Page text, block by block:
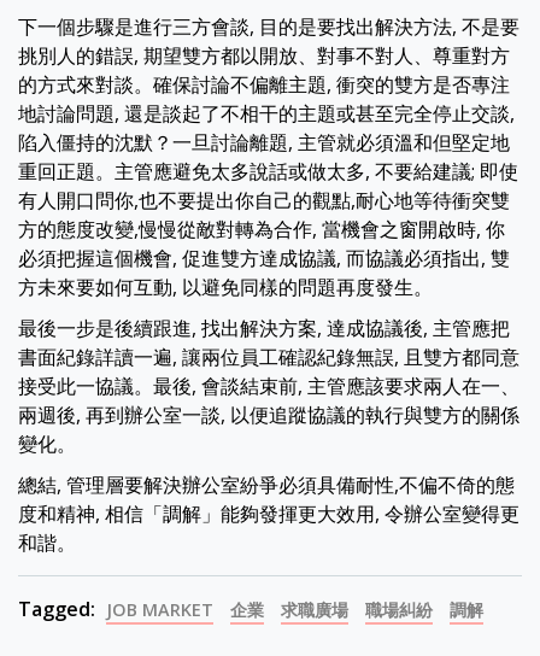
下一個步驟是進行三方會談, 目的是要找出解決方法, 不是要
挑別人的錯誤, 期望雙方都以開放、對事不對人、尊重對方
的方式來對談。確保討論不偏離主題, 衝突的雙方是否專注
地討論問題, 還是談起了不相干的主題或甚至完全停止交談,
陷入僵持的沈默？一旦討論離題, 主管就必須溫和但堅定地
重回正題。主管應避免太多說話或做太多, 不要給建議; 即使
有人開口問你,也不要提出你自己的觀點,耐心地等待衝突雙
方的態度改變,慢慢從敵對轉為合作, 當機會之窗開啟時, 你
必須把握這個機會, 促進雙方達成協議, 而協議必須指出, 雙
方未來要如何互動, 以避免同樣的問題再度發生。
最後一步是後續跟進, 找出解決方案, 達成協議後, 主管應把
書面紀錄詳讀一遍, 讓兩位員工確認紀錄無誤, 且雙方都同意
接受此一協議。最後, 會談結束前, 主管應該要求兩人在一、
兩週後, 再到辦公室一談, 以便追蹤協議的執行與雙方的關係
變化。
總結, 管理層要解決辦公室紛爭必須具備耐性,不偏不倚的態
度和精神, 相信「調解」能夠發揮更大效用, 令辦公室變得更
和諧。
Tagged: JOB MARKET 企業 求職廣場 職場糾紛 調解